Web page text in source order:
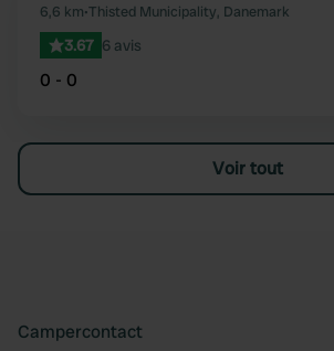
6,6 km•Thisted Municipality, Danemark
3.67 6 avis
0 - 0
Voir tout
Campercontact